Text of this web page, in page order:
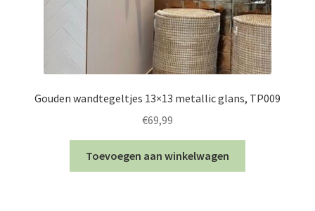
Gouden wandtegeltjes 13×13 metallic glans, TP009
€69,99
Toevoegen aan winkelwagen